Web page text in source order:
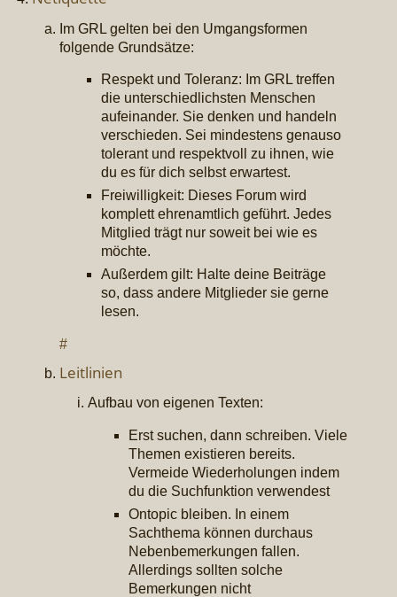
Im GRL gelten bei den Umgangsformen
folgende Grundsätze:
Respekt und Toleranz: Im GRL treffen
die unterschiedlichsten Menschen
aufeinander. Sie denken und handeln
verschieden. Sei mindestens genauso
tolerant und respektvoll zu ihnen, wie
du es für dich selbst erwartest.
Freiwilligkeit: Dieses Forum wird
komplett ehrenamtlich geführt. Jedes
Mitglied trägt nur soweit bei wie es
möchte.
Außerdem gilt: Halte deine Beiträge
so, dass andere Mitglieder sie gerne
lesen.
#
Leitlinien
Aufbau von eigenen Texten:
Erst suchen, dann schreiben. Viele
Themen existieren bereits.
Vermeide Wiederholungen indem
du die Suchfunktion verwendest
Ontopic bleiben. In einem
Sachthema können durchaus
Nebenbemerkungen fallen.
Allerdings sollten solche
Bemerkungen nicht